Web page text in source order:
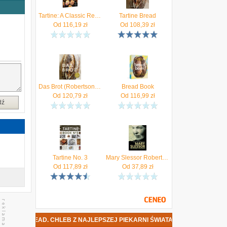
Tartine: A Classic Revisited
Od 116,19 zł
Tartine Bread
Od 108,39 zł
Das Brot (Robertson Chad)(niemiecki)
Od 120,79 zł
Bread Book
Od 116,99 zł
Tartine No. 3
Od 117,89 zł
Mary Slessor Robertson, Chad; Prueitt, Elizabeth
Od 37,89 zł
CHLEB Z NAJLEPSZEJ PIEKARNI ŚWIATA DATA PREMIERY